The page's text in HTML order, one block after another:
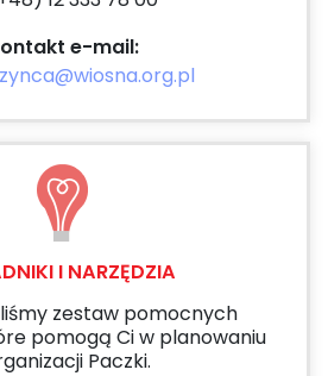
e-mail:
I NARZĘDZIA
zestaw pomocnych
pomogą Ci w planowaniu
Paczki.